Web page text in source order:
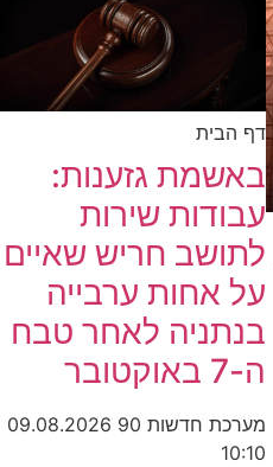
דף הבית
באשמת גזענות:
עבודות שירות
לתושב חריש שאיים
על אחות ערבייה
בנתניה לאחר טבח
ה-7 באוקטובר
מערכת חדשות 90
09.08.2026
10:10